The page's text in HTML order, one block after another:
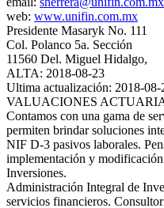
web: www.unifin.com.mx
Presidente Masaryk No. 111
Col. Polanco 5a. Sección
11560 Del. Miguel Hidalgo,
ALTA: 2018-08-23
Ultima actualización: 2018-08-
VALUACIONES
Contamos con una gama de
permiten brindar soluciones
NIF D-3 pasivos laborales.
implementación y
Inversiones.
Administración Integral de
servicios financieros.